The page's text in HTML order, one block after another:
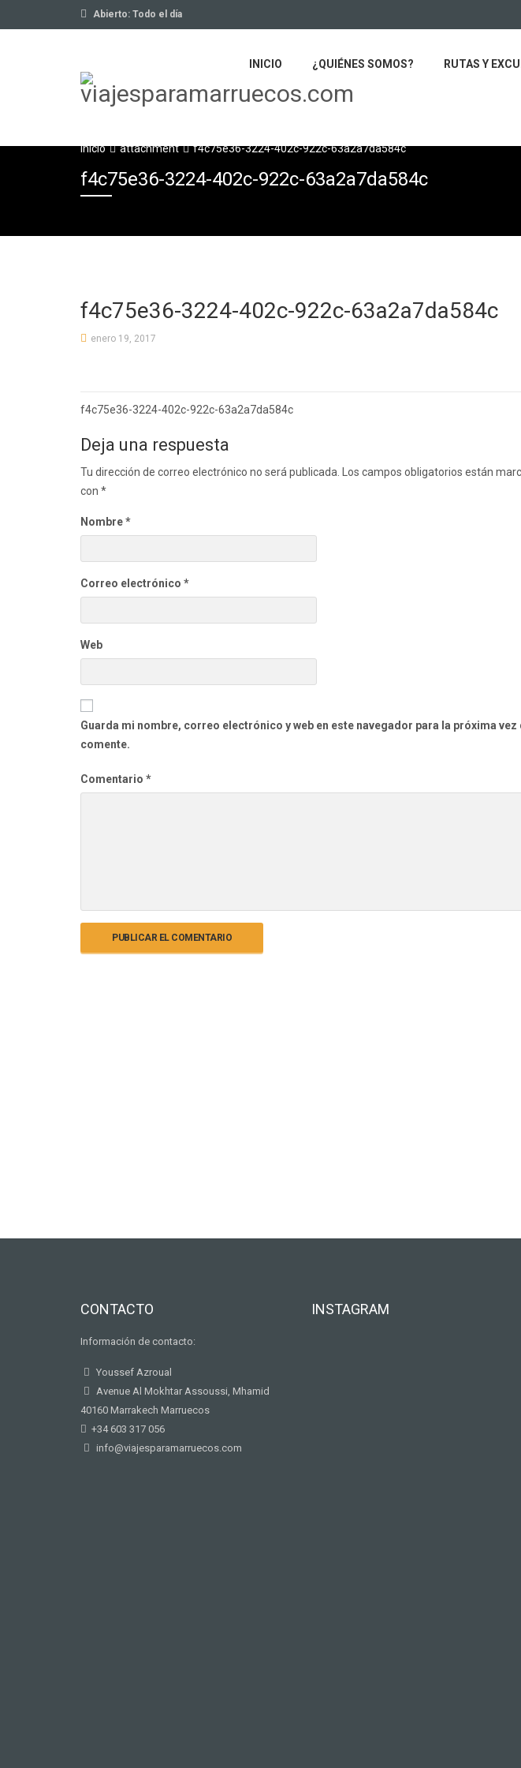
Abierto: Todo el día
INICIO ¿QUIÉNES SOMOS? RUTAS Y
Inicio attachment f4c75e36-3224-402c-922c-63a2a7da584c
f4c75e36-3224-402c-922c-63a2a7da584c
f4c75e36-3224-402c-922c-63a2a7da584c
enero 19, 2017
Navegación
entradas
f4c75e36-3224-402c-922c-63a2a7da584c
Deja una respuesta
Tu dirección de correo electrónico no será publicada.
Los campos obligatorios están
con *
Nombre*
Correo electrónico *
Web
Guarda mi nombre, correo electrónico y web en este navegador para la próxima vez
comente.
Comentario *
CONTACTO
Información de contacto:
Youssef Azroual
Avenue Al Mokhtar Assoussi, Mhamid
40160 Marrakech Marruecos
+34 603 317 056
info@viajesparamarruecos.com
INSTAGRAM